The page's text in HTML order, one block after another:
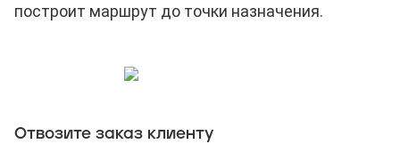
построит маршрут до точки назначения.
Отвозите заказ клиенту